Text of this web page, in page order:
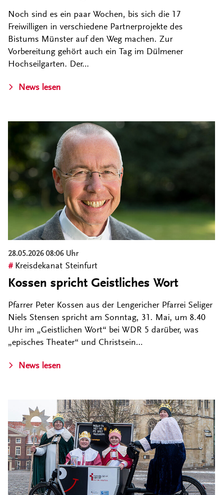
Noch sind es ein paar Wochen, bis sich die 17
Freiwilligen in verschiedene Partnerprojekte des
Bistums Münster auf den Weg machen. Zur
Vorbereitung gehört auch ein Tag im Dülmener
Hochseilgarten. Der…
News lesen
28.05.2026 08:06 Uhr
Kreisdekanat Steinfurt
Kossen spricht Geistliches Wort
Pfarrer Peter Kossen aus der Lengericher Pfarrei Seliger
Niels Stensen spricht am Sonntag, 31. Mai, um 8.40
Uhr im „Geistlichen Wort“ bei WDR 5 darüber, was
„episches Theater“ und Christsein…
News lesen